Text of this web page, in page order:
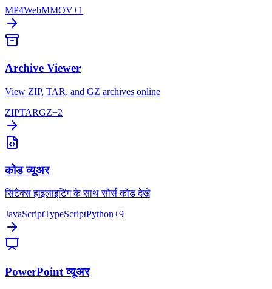
MP4WebMMOV+1
Archive Viewer
View ZIP, TAR, and GZ archives online
ZIPTARGZ+2
कोड व्यूअर
सिंटैक्स हाइलाइटिंग के साथ सोर्स कोड देखें
JavaScriptTypeScriptPython+9
PowerPoint व्यूअर